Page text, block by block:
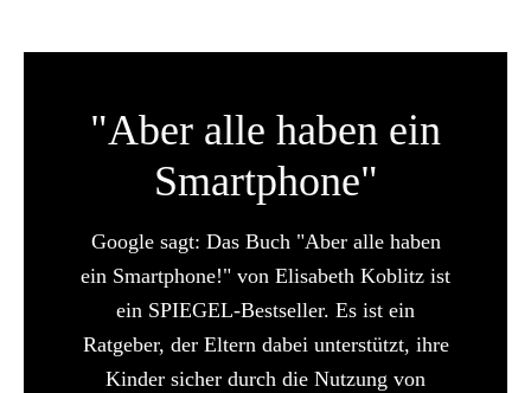
"Aber alle haben ein
Smartphone"
Google sagt: Das Buch "Aber alle haben
ein Smartphone!" von Elisabeth Koblitz ist
ein SPIEGEL-Bestseller. Es ist ein
Ratgeber, der Eltern dabei unterstützt, ihre
Kinder sicher durch die Nutzung von